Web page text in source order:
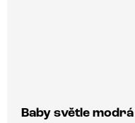
Baby světle modrá